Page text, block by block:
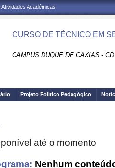
Acadêmicas
CURSO DE TÉCNICO EM
CAMPUS DUQUE DE CAXIAS -
Projeto Político Pedagógico
até o momento
Nenhum